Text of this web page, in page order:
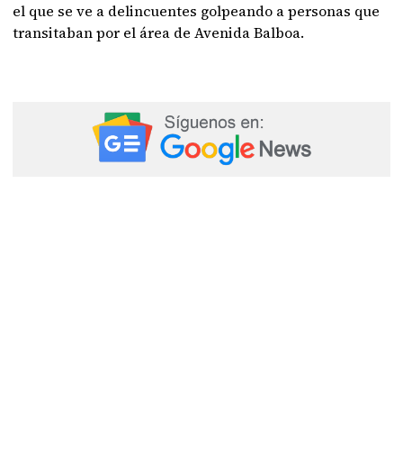
el que se ve a delincuentes golpeando a personas que
transitaban por el área de Avenida Balboa.